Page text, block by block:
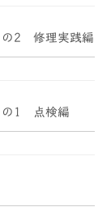
の2 修理実践編
の1 点検編